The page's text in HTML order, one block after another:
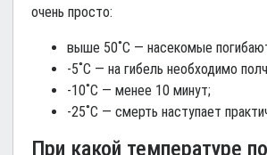
очень просто:
выше 50˚С — насекомые
-5˚С — на гибель необходимо
-10˚С — менее 10 минут;
-25˚С — смерть наступает
При какой температуре